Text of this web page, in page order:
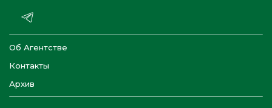
Об Агентстве
Контакты
Архив